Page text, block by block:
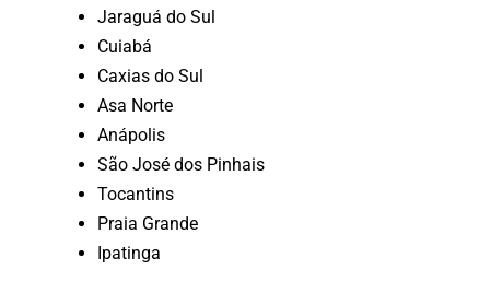
Jaraguá do Sul
Cuiabá
Caxias do Sul
Asa Norte
Anápolis
São José dos Pinhais
Tocantins
Praia Grande
Ipatinga